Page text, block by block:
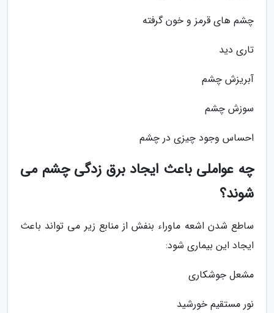
چشم های قرمز و خون گرفته
تاری دید
آبریزش چشم
سوزش چشم
احساس وجود چیزی در چشم
چه عواملی باعث ایجاد برق زدگی چشم می
شوند؟
ساطع شدن اشعه ماوراء بنفش از منابع زیر می تواند باعث
ایجاد این بیماری شود:
مشعل جوشکاری
نور مستقیم خورشید